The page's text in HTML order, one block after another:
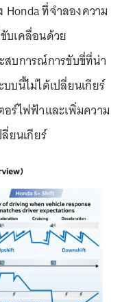
Honda ที่จำลองความ
บเคลื่อนด้วย
สบการณ์การขับขี่ที่น่า
บนี้ไม่ได้เปลี่ยนเกียร์
ร์ไฟฟ้าและเพิ่มความ
ยนเกียร์